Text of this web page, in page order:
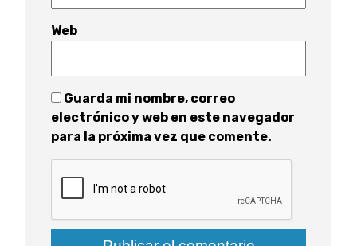
Web
Guarda mi nombre, correo
electrónico y web en este navegador
para la próxima vez que comente.